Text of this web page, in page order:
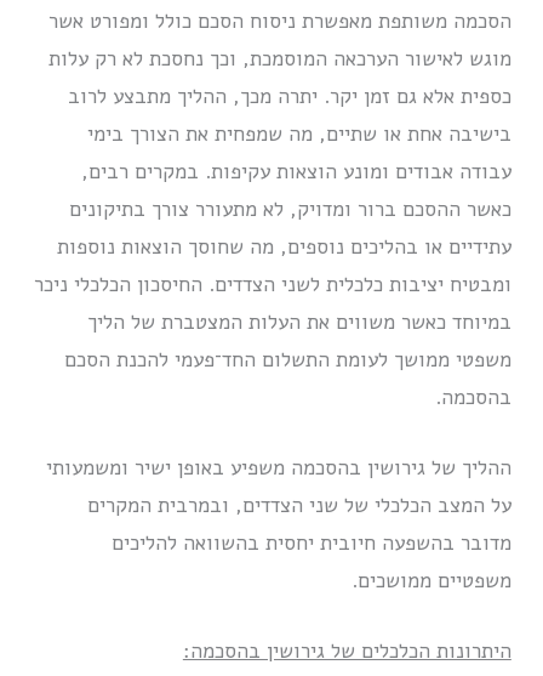
הסכמה משותפת מאפשרת ניסוח הסכם כולל ומפורט אשר
מוגש לאישור הערכאה המוסמכת, וכך נחסכת לא רק עלות
כספית אלא גם זמן יקר. יתרה מכך, ההליך מתבצע לרוב
בישיבה אחת או שתיים, מה שמפחית את הצורך בימי
עבודה אבודים ומונע הוצאות עקיפות. במקרים רבים,
כאשר ההסכם ברור ומדויק, לא מתעורר צורך בתיקונים
עתידיים או בהליכים נוספים, מה שחוסך הוצאות נוספות
ומבטיח יציבות כלכלית לשני הצדדים. החיסכון הכלכלי ניכר
במיוחד כאשר משווים את העלות המצטברת של הליך
משפטי ממושך לעומת התשלום החד־פעמי להכנת הסכם
בהסכמה.
ההליך של גירושין בהסכמה משפיע באופן ישיר ומשמעותי
על המצב הכלכלי של שני הצדדים, ובמרבית המקרים
מדובר בהשפעה חיובית יחסית בהשוואה להליכים
משפטיים ממושכים.
היתרונות הכלכלים של גירושין בהסכמה: